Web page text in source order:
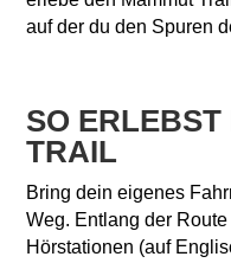
auf der du den Spuren
SO
TRAIL
Bring dein eigenes
Weg. Entlang der
Hörstationen (auf